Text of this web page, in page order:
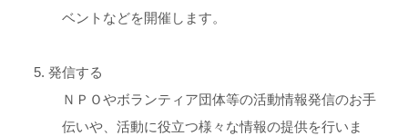
ベントなどを開催します。
発信する
ＮＰＯやボランティア団体等の活動情報発信のお手
伝いや、活動に役立つ様々な情報の提供を行いま